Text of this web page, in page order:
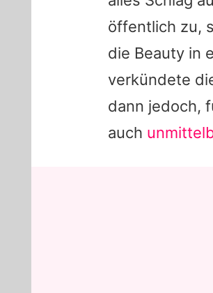
öffentlich zu,
die Beauty in
verkündete
dann jedoch,
auch